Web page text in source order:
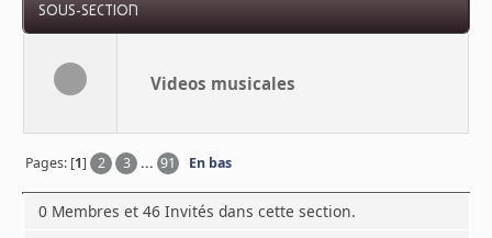
SOUS-SECTION
Videos musicales
Pages: [1] 2 3 ...91 En bas
0 Membres et 46 Invités dans cette section.